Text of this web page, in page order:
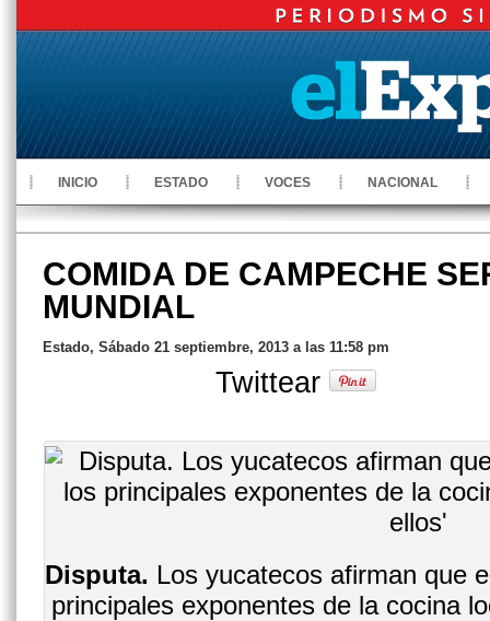
INICIO ESTADO VOCES NACIONAL
COMIDA DE CAMPECHE
MUNDIAL
Estado, Sábado 21 septiembre, 2013 a las 11:58 pm
Twittear
Disputa. Los yucatecos afirman que
principales exponentes de la cocina